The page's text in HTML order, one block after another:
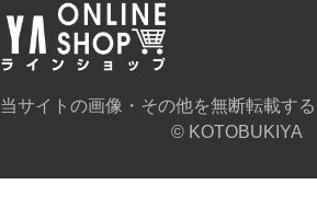
当サイトの画像・その他を無断転載す
© KOTOBUKIYA